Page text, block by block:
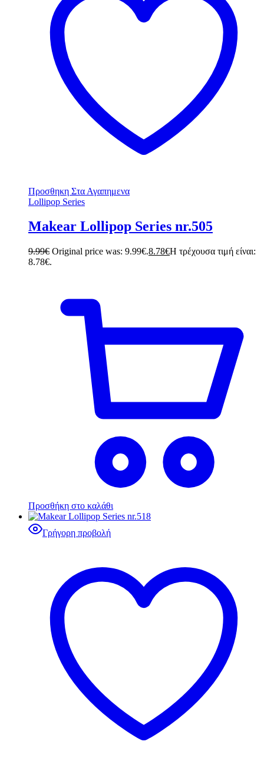
Προσθηκη Στα Αγαπημενα
Lollipop Series
Makear Lollipop Series nr.505
9.99€ Original price was: 9.99€.8.78€Η τρέχουσα τιμή είναι:
8.78€.
Προσθήκη στο καλάθι
Γρήγορη προβολή